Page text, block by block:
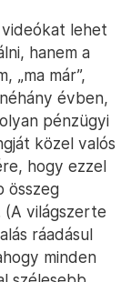
lehet
hanem a
„ma már”,
évben,
olyan pénzügyi
közel valós
hogy ezzel
összeg
világszerte
ráadásul
minden